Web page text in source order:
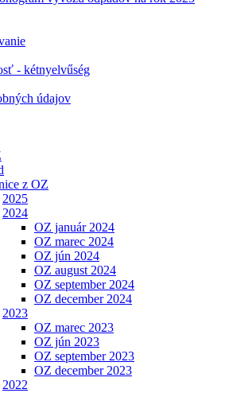
- kétnyelvűség
údajov
z OZ
2025
2024
OZ január 2024
OZ marec 2024
OZ jún 2024
OZ august 2024
OZ september 2024
OZ december 2024
2023
OZ marec 2023
OZ jún 2023
OZ september 2023
OZ december 2023
2022